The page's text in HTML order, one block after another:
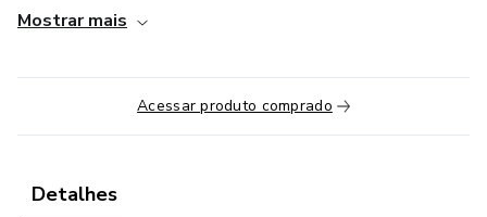
Espessuras
Mostrar mais
Acessar produto comprado
Detalhes